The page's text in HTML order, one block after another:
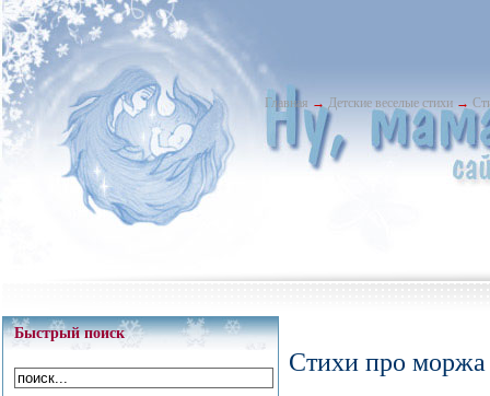
Главная → Детские веселые стихи →
Быстрый поиск
Стихи про моржа